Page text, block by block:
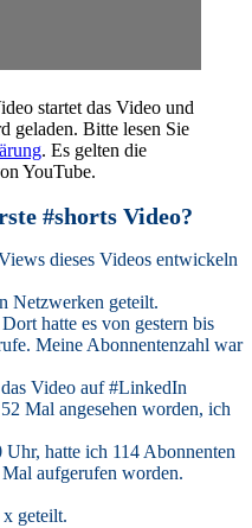
startet das Video und
geladen. Bitte lesen Sie
. Es gelten die
YouTube.
#shorts Video?
dieses Videos entwickeln
Netzwerken geteilt.
hatte es von gestern bis
Meine Abonnentenzahl war
Video auf #LinkedIn
Mal angesehen worden, ich
hatte ich 114 Abonnenten
aufgerufen worden.
geteilt.